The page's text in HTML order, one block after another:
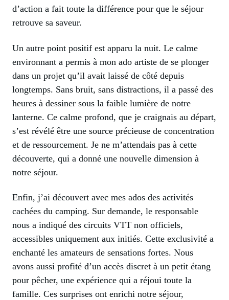
d’action a fait toute la différence pour que le séjour
retrouve sa saveur.
Un autre point positif est apparu la nuit. Le calme
environnant a permis à mon ado artiste de se plonger
dans un projet qu’il avait laissé de côté depuis
longtemps. Sans bruit, sans distractions, il a passé des
heures à dessiner sous la faible lumière de notre
lanterne. Ce calme profond, que je craignais au départ,
s’est révélé être une source précieuse de concentration
et de ressourcement. Je ne m’attendais pas à cette
découverte, qui a donné une nouvelle dimension à
notre séjour.
Enfin, j’ai découvert avec mes ados des activités
cachées du camping. Sur demande, le responsable
nous a indiqué des circuits VTT non officiels,
accessibles uniquement aux initiés. Cette exclusivité a
enchanté les amateurs de sensations fortes. Nous
avons aussi profité d’un accès discret à un petit étang
pour pêcher, une expérience qui a réjoui toute la
famille. Ces surprises ont enrichi notre séjour,